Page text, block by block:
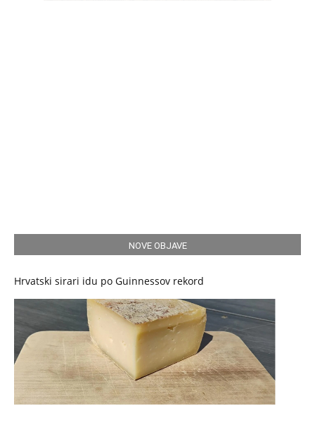
NOVE OBJAVE
Hrvatski sirari idu po Guinnessov rekord